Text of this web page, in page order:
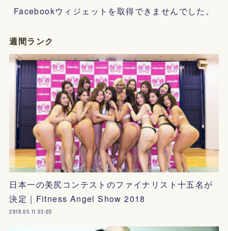
Facebookウィジェットを取得できませんでした。
週間ランク
日本一の美尻コンテストのファイナリスト十五名が
決定｜Fitness Angel Show 2018
2018.05.11 03:05